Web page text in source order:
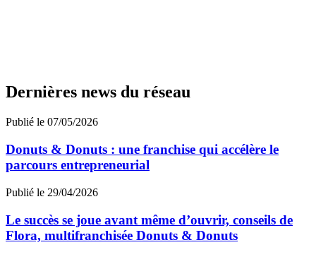
Dernières news du réseau
Publié le 07/05/2026
Donuts & Donuts : une franchise qui accélère le
parcours entrepreneurial
Publié le 29/04/2026
Le succès se joue avant même d’ouvrir, conseils de
Flora, multifranchisée Donuts & Donuts